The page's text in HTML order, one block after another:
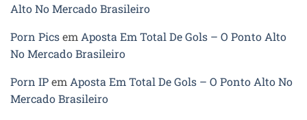
Alto No Mercado Brasileiro
Porn PicsemAposta Em Total De Gols – O Ponto Alto
No Mercado Brasileiro
Porn IPemAposta Em Total De Gols – O Ponto Alto No
Mercado Brasileiro